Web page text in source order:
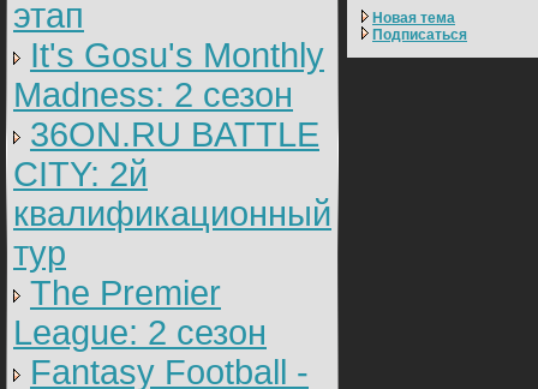
этап
It's Gosu's Monthly
Madness: 2 сезон
36ON.RU BATTLE
CITY: 2й
квалификационный
тур
The Premier
League: 2 cезон
Fantasy Football -
Новая тема
Подписаться